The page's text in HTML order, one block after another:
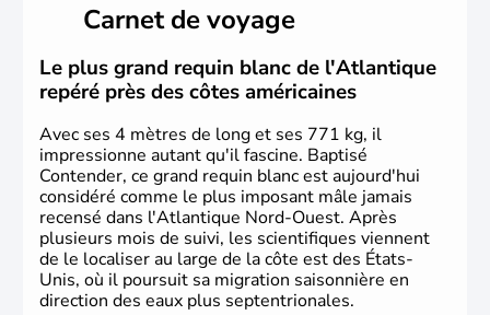
Plusieurs populations se sont succédées avant l'arrivée
des européens, suite à la découverte du continent par
Christophe Colomb en 1492. Les 13 colonies
britanniques proclament la Déclaration d'indépendance
en 1776 et adoptent leur première constitution en 1787.
La conquête de l'Ouest marque ensuite l'entrée dans une
phase de développement intense.
Carnet de voyage
Le plus grand requin blanc de l'Atlantique
repéré près des côtes américaines
Avec ses 4 mètres de long et ses 771 kg, il
impressionne autant qu'il fascine. Baptisé
Contender, ce grand requin blanc est aujourd'hui
considéré comme le plus imposant mâle jamais
recensé dans l'Atlantique Nord-Ouest. Après
plusieurs mois de suivi, les scientifiques viennent
de le localiser au large de la côte est des États-
Unis, où il poursuit sa migration saisonnière en
direction des eaux plus septentrionales.